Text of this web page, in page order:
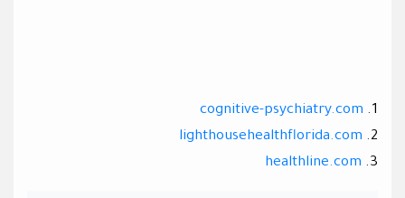
1.
cognitive-psychiatry.com
2.
lighthousehealthflorida.com
3.
healthline.com